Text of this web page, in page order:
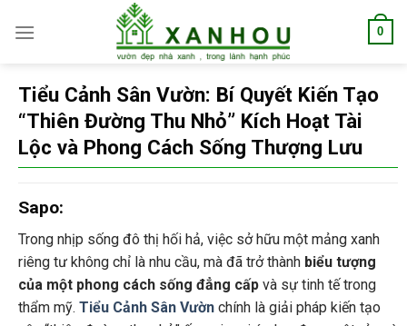
0
Tiểu Cảnh Sân Vườn: Bí Quyết Kiến Tạo
“Thiên Đường Thu Nhỏ” Kích Hoạt Tài
Lộc và Phong Cách Sống Thượng Lưu
Sapo:
Trong nhịp sống đô thị hối hả, việc sở hữu một mảng xanh
riêng tư không chỉ là nhu cầu, mà đã trở thành biểu tượng
của một phong cách sống đẳng cấp và sự tinh tế trong
thẩm mỹ. Tiểu Cảnh Sân Vườn chính là giải pháp kiến tạo